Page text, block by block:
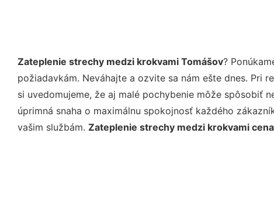
Zateplenie strechy medzi krokvami Tomášov?
požiadavkám. Neváhajte a ozvite sa nám ešte dnes. Pri
si uvedomujeme, že aj malé pochybenie môže spôsobiť
úprimná snaha o maximálnu spokojnosť každého
vašim službám. Zateplenie strechy medzi krokvami